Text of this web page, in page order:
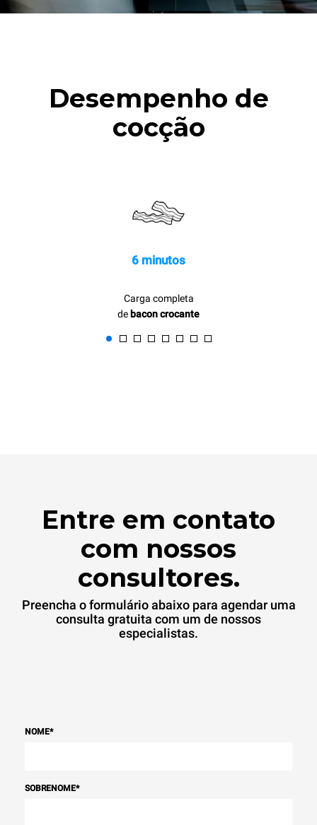
Desempenho de
cocção
6 minutos
Carga completa
de bacon crocante
Entre em contato
com nossos
consultores.
Preencha o formulário abaixo para agendar uma
consulta gratuita com um de nossos
especialistas.
NOME*
SOBRENOME*